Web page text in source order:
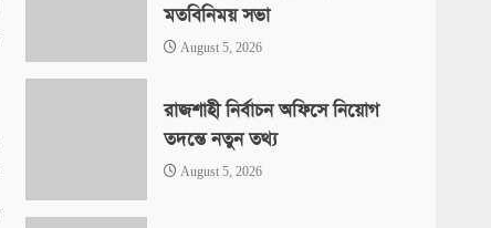
মতবিনিময় সভা
August 5, 2026
রাজশাহী নির্বাচন অফিসে নিয়োগ
তদন্তে নতুন তথ্য
August 5, 2026